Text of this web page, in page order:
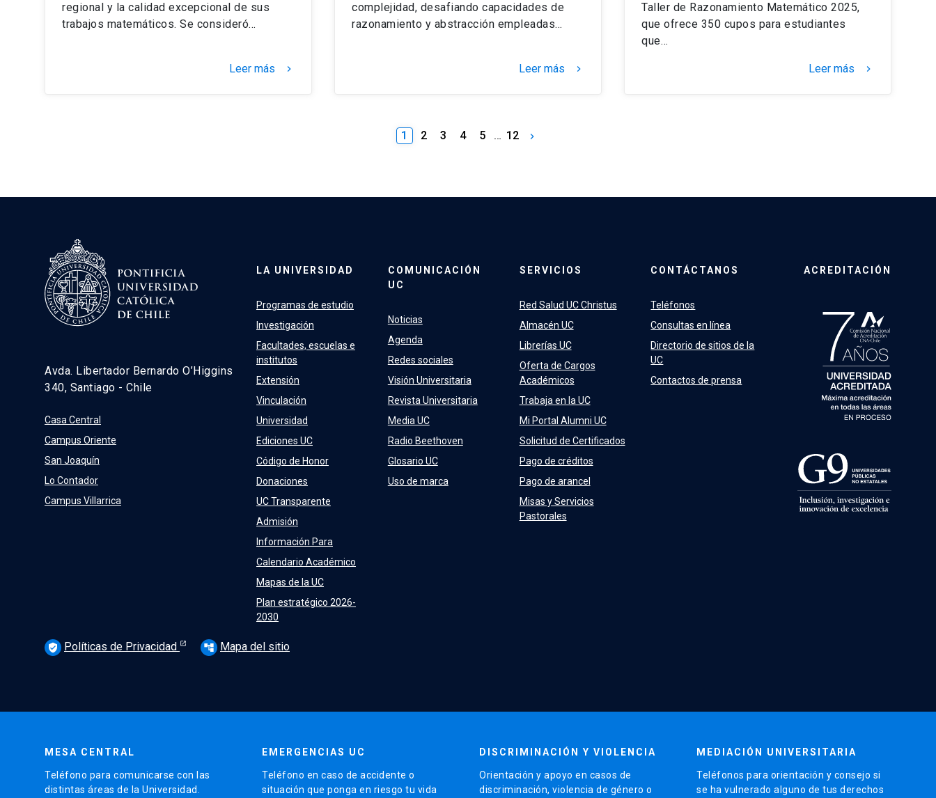
regional y la calidad excepcional de sus
trabajos matemáticos. Se consideró…
Leer más keyboard_arrow_right
complejidad, desafiando capacidades de
razonamiento y abstracción empleadas…
Leer más keyboard_arrow_right
Taller de Razonamiento Matemático 2025,
que ofrece 350 cupos para estudiantes
que…
Leer más keyboard_arrow_right
1 2 3 4 5 … 12 keyboard_arrow_right
Avda. Libertador Bernardo O’Higgins
340, Santiago - Chile
Casa Central
Campus Oriente
San Joaquín
Lo Contador
Campus Villarrica
LA UNIVERSIDAD
Programas de estudio
Investigación
Facultades, escuelas e
institutos
Extensión
Vinculación
Universidad
Ediciones UC
Código de Honor
Donaciones
UC Transparente
Admisión
Información Para
Calendario Académico
Mapas de la UC
Plan estratégico 2026-
2030
COMUNICACIÓN
UC
Noticias
Agenda
Redes sociales
Visión Universitaria
Revista Universitaria
Media UC
Radio Beethoven
Glosario UC
Uso de marca
SERVICIOS
Red Salud UC Christus
Almacén UC
Librerías UC
Oferta de Cargos
Académicos
Trabaja en la UC
Mi Portal Alumni UC
Solicitud de Certificados
Pago de créditos
Pago de arancel
Misas y Servicios
Pastorales
CONTÁCTANOS
Teléfonos
Consultas en línea
Directorio de sitios de la
UC
Contactos de prensa
ACREDITACIÓN
verified_user Políticas de Privacidad account_tree Mapa del sitio
MESA CENTRAL
Teléfono para comunicarse con las
distintas áreas de la Universidad.
EMERGENCIAS UC
Teléfono en caso de accidente o
situación que ponga en riesgo tu vida
DISCRIMINACIÓN Y VIOLENCIA
Orientación y apoyo en casos de
discriminación, violencia de género o
MEDIACIÓN UNIVERSITARIA
Teléfonos para orientación y consejo si
se ha vulnerado alguno de tus derechos